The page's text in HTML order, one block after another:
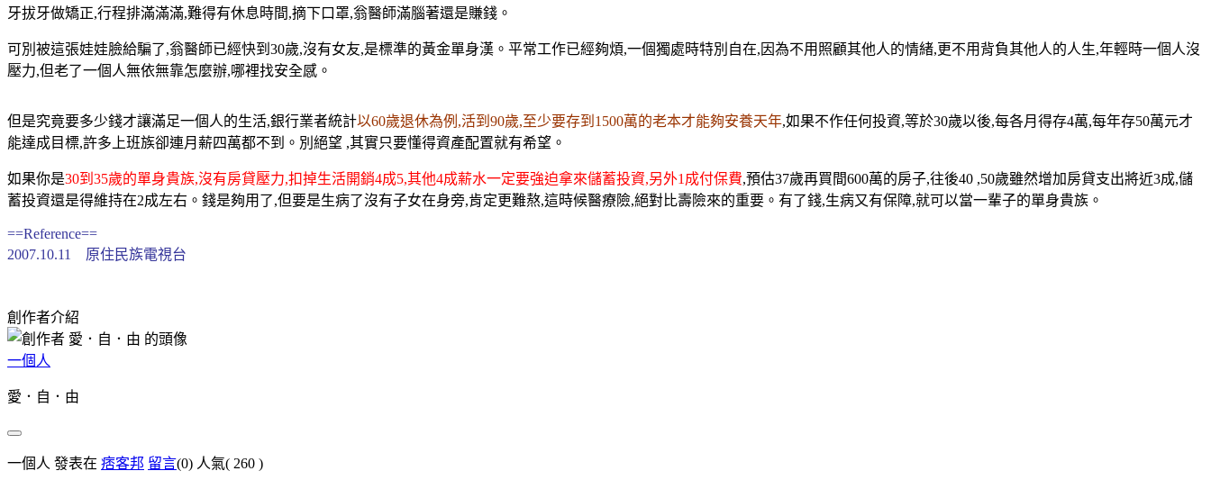
牙拔牙做矯正,行程排滿滿滿,難得有休息時間,摘下口罩,翁醫師滿腦著還是賺錢。
可別被這張娃娃臉給騙了,翁醫師已經快到30歲,沒有女友,是標準的黃金單身漢。平常工作已經夠煩,一個獨處時特別自在,因為不用照顧其他人的情緒,更不用背負其他人的人生,年輕時一個人沒
壓力,但老了一個人無依無靠怎麼辦,哪裡找安全感。
但是究竟要多少錢才讓滿足一個人的生活,銀行業者統計以60歲退休為例,活到90歲,至少要存到1500萬的老本才能夠安養天年,如果不作任何投資,等於30歲以後,每各月得存4萬,每年存50萬元才
能達成目標,許多上班族卻連月薪四萬都不到。別絕望 ,其實只要懂得資產配置就有希望。
如果你是30到35歲的單身貴族,沒有房貸壓力,扣掉生活開銷4成5,其他4成薪水一定要強迫拿來儲蓄投資,另外1成付保費,預估37歲再買間600萬的房子,往後40 ,50歲雖然增加房貸支出將近3成,儲
蓄投資還是得維持在2成左右。錢是夠用了,但要是生病了沒有子女在身旁,肯定更難熬,這時候醫療險,絕對比壽險來的重要。有了錢,生病又有保障,就可以當一輩子的單身貴族。
==Reference==
2007.10.11 原住民族電視台
創作者介紹
一個人
愛．自．由
一個人 發表在 痞客邦 留言(0) 人氣( 260 )